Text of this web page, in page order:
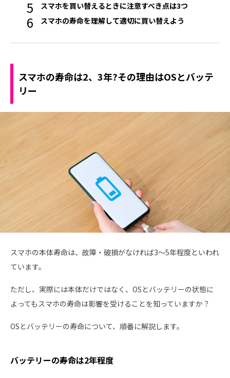
スマホを買い替えるときに注意すべき点は3つ
スマホの寿命を理解して適切に買い替えよう
スマホの寿命は2、3年?その理由はOSとバッテ
リー
スマホの本体寿命は、故障・破損がなければ3～5年程度といわれ
ています。
ただし、実際には本体だけではなく、OSとバッテリーの状態に
よってもスマホの寿命は影響を受けることを知っていますか？
OSとバッテリーの寿命について、順番に解説します。
バッテリーの寿命は2年程度